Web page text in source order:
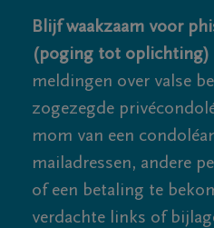
Blijf waakzaam voor
(poging tot oplichting)
meldingen over valse
zogezegde
mom van een
mailadressen, andere
of een betaling te
verdachte links of